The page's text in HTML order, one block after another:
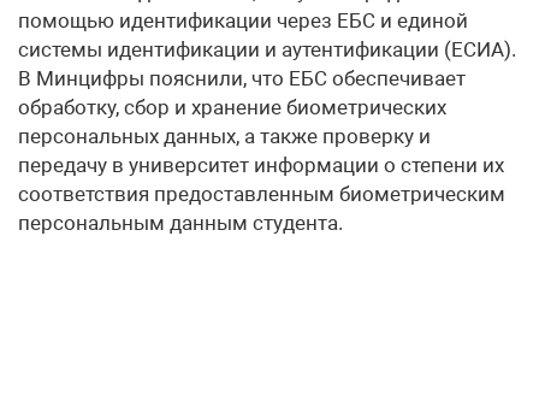
помощью идентификации через ЕБС и единой
системы идентификации и аутентификации (ЕСИА).
В Минцифры пояснили, что ЕБС обеспечивает
обработку, сбор и хранение биометрических
персональных данных, а также проверку и
передачу в университет информации о степени их
соответствия предоставленным биометрическим
персональным данным студента.